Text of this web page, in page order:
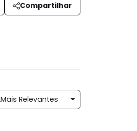
Compartilhar
Mais Relevantes